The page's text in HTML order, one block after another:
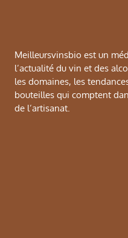
Meilleursvinsbio est un
l’actualité du vin et des
les domaines, les
bouteilles qui comptent
de l’artisanat.